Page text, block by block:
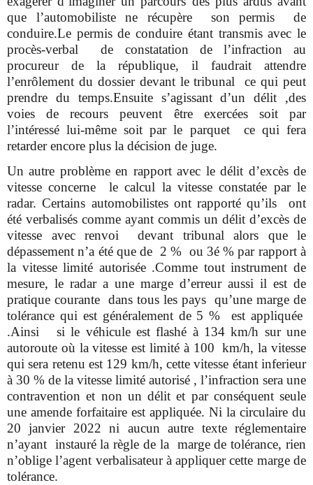
que l’automobiliste ne récupère son permis de
conduire.Le permis de conduire étant transmis avec le
procès-verbal de constatation de l’infraction au
procureur de la république, il faudrait attendre
l’enrôlement du dossier devant le tribunal ce qui peut
prendre du temps.Ensuite s’agissant d’un délit ,des
voies de recours peuvent être exercées soit par
l’intéressé lui-même soit par le parquet ce qui fera
retarder encore plus la décision de juge.
Un autre problème en rapport avec le délit d’excès de
vitesse concerne le calcul la vitesse constatée par le
radar. Certains automobilistes ont rapporté qu’ils ont
été verbalisés comme ayant commis un délit d’excès de
vitesse avec renvoi devant tribunal alors que le
dépassement n’a été que de 2 % ou 3é % par rapport à
la vitesse limité autorisée .Comme tout instrument de
mesure, le radar a une marge d’erreur aussi il est de
pratique courante dans tous les pays qu’une marge de
tolérance qui est généralement de 5 % est appliquée
.Ainsi si le véhicule est flashé à 134 km/h sur une
autoroute où la vitesse est limité à 100 km/h, la vitesse
qui sera retenu est 129 km/h, cette vitesse étant inferieur
à 30 % de la vitesse limité autorisé , l’infraction sera une
contravention et non un délit et par conséquent seule
une amende forfaitaire est appliquée. Ni la circulaire du
20 janvier 2022 ni aucun autre texte réglementaire
n’ayant instauré la règle de la marge de tolérance, rien
n’oblige l’agent verbalisateur à appliquer cette marge de
tolérance.